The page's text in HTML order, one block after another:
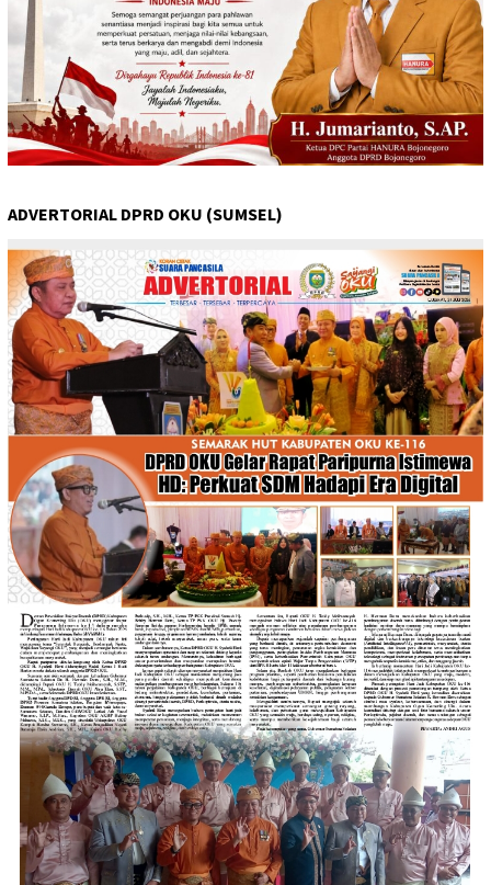
ADVERTORIAL DPRD OKU (SUMSEL)